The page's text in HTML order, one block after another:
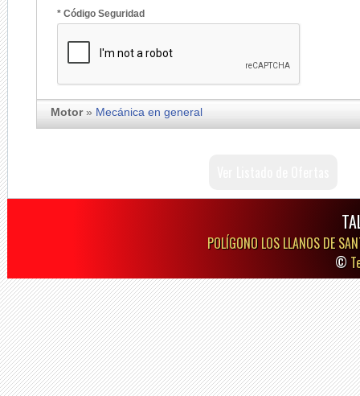
* Código Seguridad
Motor» Mecánica en general
POLÍGONO LOS LLANOS DE
©